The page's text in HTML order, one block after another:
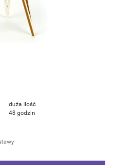
duża ilość
48 godzin